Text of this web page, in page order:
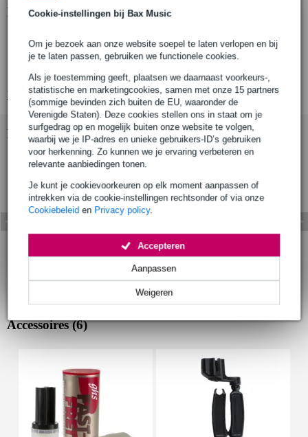
Cookie-instellingen bij Bax Music
Om je bezoek aan onze website soepel te laten verlopen en bij
je te laten passen, gebruiken we functionele cookies.
Als je toestemming geeft, plaatsen we daarnaast voorkeurs-,
statistische en marketingcookies, samen met onze 15 partners
(sommige bevinden zich buiten de EU, waaronder de
Verenigde Staten). Deze cookies stellen ons in staat om je
surfgedrag op en mogelijk buiten onze website te volgen,
waarbij we je IP-adres en unieke gebruikers-ID’s gebruiken
voor herkenning. Zo kunnen we je ervaring verbeteren en
relevante aanbiedingen tonen.
Je kunt je cookievoorkeuren op elk moment aanpassen of
intrekken via de cookie-instellingen rechtsonder of via onze
Cookiebeleid en Privacy policy.
Weigeren
Aanpassen
Accepteren
Productinformatie
geschikt voor elektrische gitaar
gemaakt in New York, USA
Bekijk alle productspecificaties
Bekijk ook eens (1)
Accessoires (6)